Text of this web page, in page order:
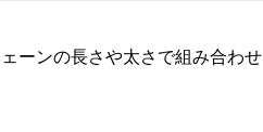
ーンの長さや太さで組み合わせ